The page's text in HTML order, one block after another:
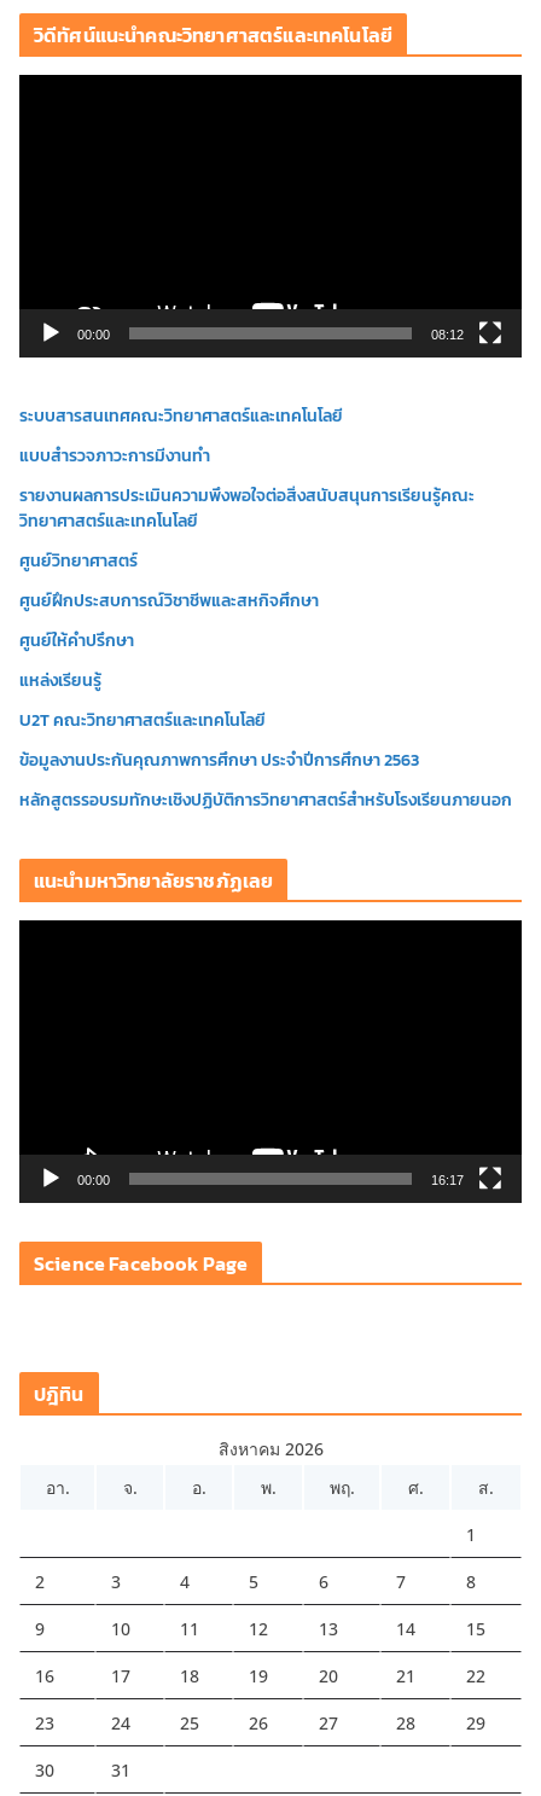
วิดีทัศน์แนะนำคณะวิทยาศาสตร์และเทคโนโลยี
ดี
อ
00:00 08:12
ระบบสารสนเทศคณะวิทยาศาสตร์และเทคโนโลยี
แบบสำรวจภาวะการมีงานทำ
รายงานผลการประเมินความพึงพอใจต่อสิ่งสนับสนุนการเรียนรู้คณะ
วิทยาศาสตร์และเทคโนโลยี
ศูนย์วิทยาศาสตร์
ศูนย์ฝึกประสบการณ์วิชาชีพและสหกิจศึกษา
ศูนย์ให้คำปรึกษา
แหล่งเรียนรู้
U2T คณะวิทยาศาสตร์และเทคโนโลยี
ข้อมูลงานประกันคุณภาพการศึกษา ประจำปีการศึกษา 2563
หลักสูตรรอบรมทักษะเชิงปฏิบัติการวิทยาศาสตร์สำหรับโรงเรียนภายนอก
แนะนำมหาวิทยาลัยราชภัฏเลย
ดี
00:00 16:17
Science Facebook Page
ปฎิทิน
สิงหาคม 2026
อา.
จ. อ. พ. พฤ. ศ. ส.
1
2 3 4 5 6 7 8
9 10 11 12 13 14 15
16 17 18 19 20 21 22
23 24 25 26 27 28 29
30 31